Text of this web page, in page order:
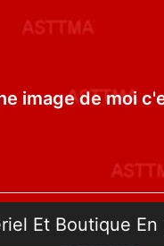
image de moi
Et Boutique En